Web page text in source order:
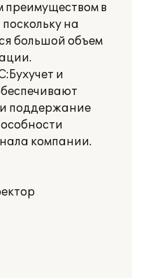
преимуществом в
на
большой объем
и
поддержание
компании.